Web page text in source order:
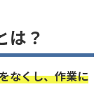
は？
なくし、作業に